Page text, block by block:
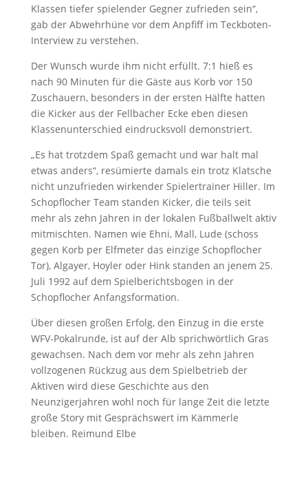
Klassen tiefer spielender Gegner zufrieden sein“,
gab der Abwehrhüne vor dem Anpfiff im Teckboten-
Interview zu verstehen.
Der Wunsch wurde ihm nicht erfüllt. 7:1 hieß es
nach 90 Minuten für die Gäste aus Korb vor 150
Zuschauern, besonders in der ersten Hälfte hatten
die Kicker aus der Fellbacher Ecke eben diesen
Klassenunterschied eindrucksvoll demonstriert.
„Es hat trotzdem Spaß gemacht und war halt mal
etwas anders“, resümierte damals ein trotz Klatsche
nicht unzufrieden wirkender Spielertrainer Hiller. Im
Schopflocher Team standen Kicker, die teils seit
mehr als zehn Jahren in der lokalen Fußballwelt aktiv
mitmischten. Namen wie Ehni, Mall, Lude (schoss
gegen Korb per Elfmeter das einzige Schopflocher
Tor), Algayer, Hoyler oder Hink standen an jenem 25.
Juli 1992 auf dem Spielberichtsbogen in der
Schopflocher Anfangsformation.
Über diesen großen Erfolg, den Einzug in die erste
WFV-Pokalrunde, ist auf der Alb sprichwörtlich Gras
gewachsen. Nach dem vor mehr als zehn Jahren
vollzogenen Rückzug aus dem Spielbetrieb der
Aktiven wird diese Geschichte aus den
Neunzigerjahren wohl noch für lange Zeit die letzte
große Story mit Gesprächswert im Kämmerle
bleiben. Reimund Elbe